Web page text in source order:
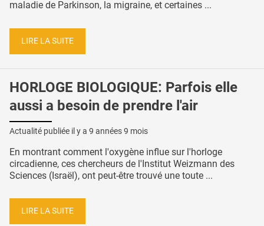
maladie de Parkinson, la migraine, et certaines ...
LIRE LA SUITE
HORLOGE BIOLOGIQUE: Parfois elle
aussi a besoin de prendre l'air
Actualité publiée il y a 9 années 9 mois
En montrant comment l'oxygène influe sur l'horloge
circadienne, ces chercheurs de l'Institut Weizmann des
Sciences (Israël), ont peut-être trouvé une toute ...
LIRE LA SUITE